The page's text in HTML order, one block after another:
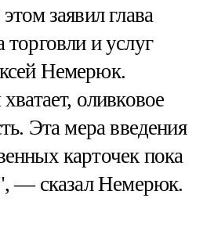
заявил глава
торговли и услуг
Немерюк.
оливковое
Эта мера введения
карточек пока
— сказал Немерюк.